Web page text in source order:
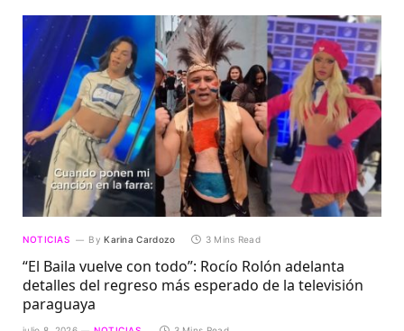
NOTICIAS By Karina Cardozo 3 Mins Read
“El Baila vuelve con todo”: Rocío Rolón adelanta
detalles del regreso más esperado de la televisión
paraguaya